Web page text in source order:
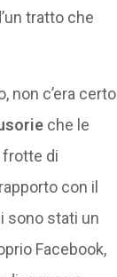
tratto che
non c’era certo
che le
frotte di
con il
sono stati un
Facebook,